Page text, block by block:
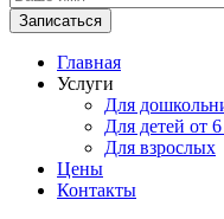
Записаться
Главная
Услуги
Для
Для детей от 6
Для взрослых
Цены
Контакты